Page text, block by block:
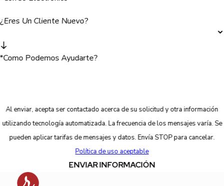
¿Eres Un Cliente Nuevo?
*Como Podemos Ayudarte?
Al enviar, acepta ser contactado acerca de su solicitud y otra información
utilizando tecnología automatizada. La frecuencia de los mensajes varía. Se
pueden aplicar tarifas de mensajes y datos. Envía STOP para cancelar.
Política de uso aceptable
ENVIAR INFORMACIÓN